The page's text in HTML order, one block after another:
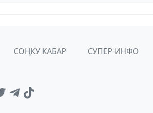
СОҢКУ КАБАР СУПЕР-ИНФО